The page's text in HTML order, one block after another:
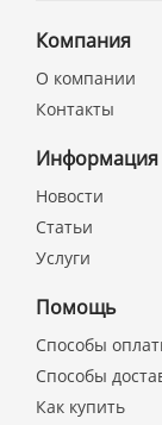
Компания
О компании
Контакты
Информация
Новости
Статьи
Услуги
Помощь
Способы
Способы
Как купить